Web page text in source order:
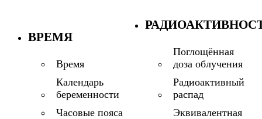
ВРЕМЯ
Время
Календарь
беременности
Часовые пояса
Поглощённая
доза облучения
Радиоактивный
распад
Эквивалентная